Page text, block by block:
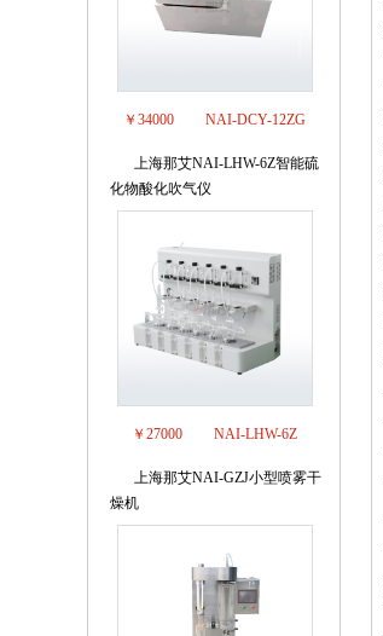
￥34000 NAI-DCY-12ZG
上海那艾NAI-LHW-6Z智能硫
化物酸化吹气仪
￥27000 NAI-LHW-6Z
上海那艾NAI-GZJ小型喷雾干
燥机